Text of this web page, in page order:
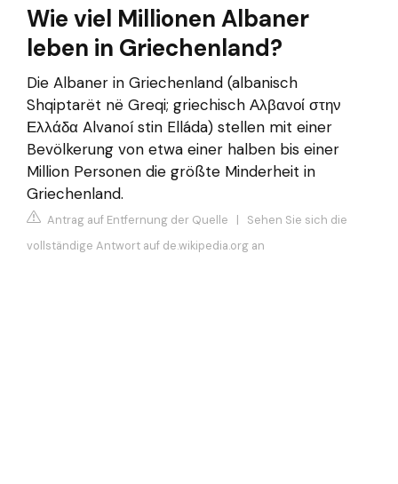
Wie viel Millionen Albaner
leben in Griechenland?
Die Albaner in Griechenland (albanisch
Shqiptarët në Greqi; griechisch Αλβανοί στην
Ελλάδα Alvanoí stin Elláda) stellen mit einer
Bevölkerung von etwa einer halben bis einer
Million Personen die größte Minderheit in
Griechenland.
Antrag auf Entfernung der Quelle | Sehen Sie sich die
vollständige Antwort auf de.wikipedia.org an